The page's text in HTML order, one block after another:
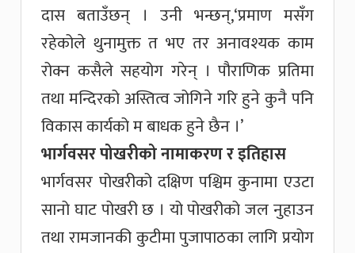
दास बताउँछन् । उनी भन्छन्,‘प्रमाण मसँग
रहेकोले थुनामुक्त त भए तर अनावश्यक काम
रोक्न कसैले सहयोग गरेन् । पौराणिक प्रतिमा
तथा मन्दिरको अस्तित्व जोगिने गरि हुने कुनै पनि
विकास कार्यको म बाधक हुने छैन ।’
भार्गवसर पोखरीको नामाकरण र इतिहास
भार्गवसर पोखरीको दक्षिण पश्चिम कुनामा एउटा
सानो घाट पोखरी छ । यो पोखरीको जल नुहाउन
तथा रामजानकी कुटीमा पुजापाठका लागि प्रयोग